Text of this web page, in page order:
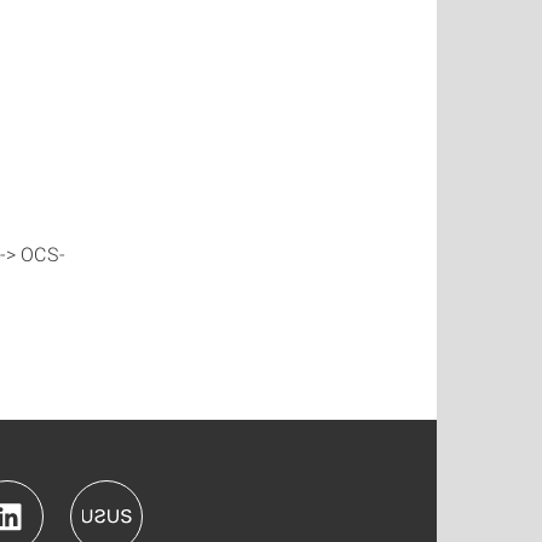
OCS-